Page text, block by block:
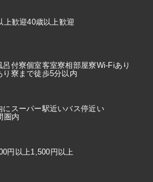
上歓迎40歳以上歓迎
呂付寮個室客室寮相部屋寮Wi-Fiあり
寮まで徒歩5分以内
にスーパー駅近いバス停近い
圏内
円以上1,500円以上